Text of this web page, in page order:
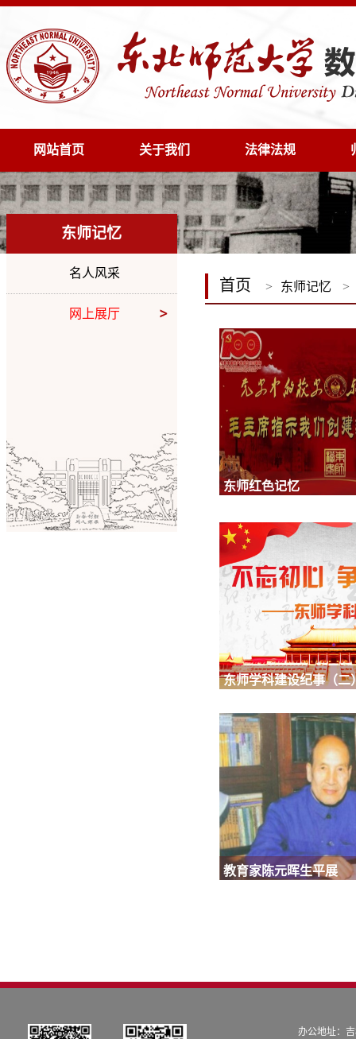
网站首页 关于我们 法律法规
东师记忆
名人风采
网上展厅
首页 > 东师记忆 >
东师红色记忆
东师学科建设纪事（二
教育家陈元晖生平展
办公地址：